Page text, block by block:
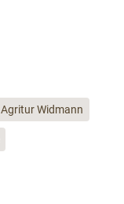
Agritur Widmann